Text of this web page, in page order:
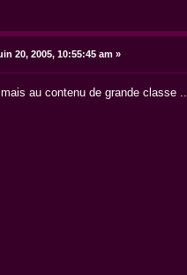
20, 2005, 10:55:45 am »
au contenu de grande classe